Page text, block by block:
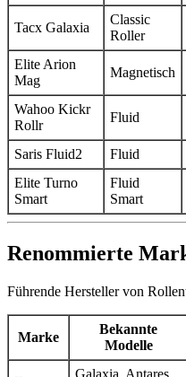
Tacx Galaxia
Classic
Roller
Elite Arion
Mag
Magnetisch
Wahoo Kickr
Rollr
Fluid
Saris Fluid2 Fluid
Elite Turno
Smart
Fluid
Smart
Renommierte
Führende Hersteller von
Marke
Bekannte
Modelle
Galaxia, Antares,